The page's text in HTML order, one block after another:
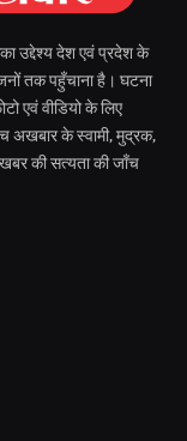
उद्देश्य देश एवं प्रदेश के
तक पहुँचाना है। घटना
एवं वीडियो के लिए
अखबार के स्वामी, मुद्रक,
की सत्यता की जाँच